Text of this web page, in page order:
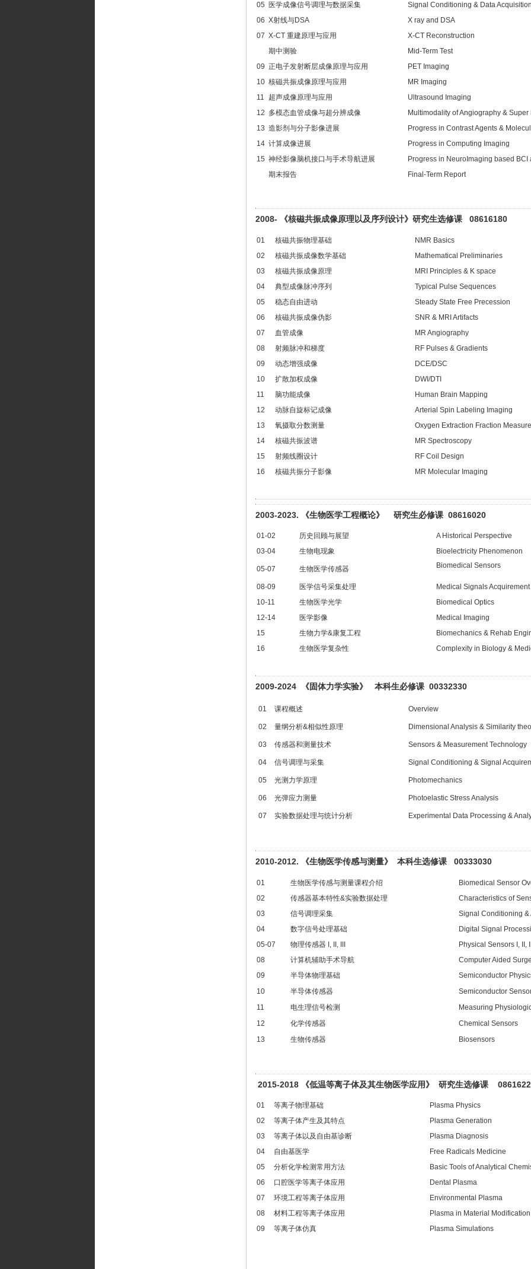
05
医学成像信号调理与数据采集
Signal Conditioning & Data
06 X射线与DSA
X ray and DSA
07 X-CT 重建原理与应用
X-CT Reconstruction
期中测验
Mid-Term Test
09 正电子发射断层成像原理与应用
PET Imaging
10 核磁共振成像原理与应用
MR Imaging
11
超声成像原理与应用
Ultrasound Imaging
12 多模态血管成像与超分辨成像
Multimodality of Angiography &
13 造影剂与分子影像进展
Progress in Contrast Agents &
14 计算成像进展
Progress in Computing Imaging
15 神经影像脑机接口与手术导航进展
Progress in NeuroImaging based BCI
期末报告
Final-Term Report
2008- 《核磁共振成像原理以及序列设计》研究生选修课 08616180
01 核磁共振物理基础
NMR Basics
02
核磁共振成像数学基础
Mathematical Preliminaries
03
核磁共振成像原理
MRI Principles & K space
04
典型成像脉冲序列
Typical Pulse Sequences
05
稳态自由进动
Steady State Free Precession
06
核磁共振成像伪影
SNR & MRI Artifacts
07
血管成像
MR Angiography
08
射频脉冲和梯度
RF Pulses & Gradients
09
动态增强成像
DCE/DSC
10
扩散加权成像
DWI/DTI
11
脑功能成像
Human Brain Mapping
12
动脉自旋标记成像
Arterial Spin Labeling Imaging
13
氧摄取分数测量
Oxygen Extraction Fraction
14
核磁共振波谱
MR Spectroscopy
15
射频线圈设计
RF Coil Design
16
核磁共振分子影像 MR Molecular Imaging
2003-2023. 《生物医学工程概论》 研究生必修课 08616020
01-02 历史回顾与展望
A Historical Perspective
03-04
生物电现象 Bioelectricity Phenomenon
05-07 生物医学传感器 Biomedical Sensors
08-09 医学信号采集处理
Medical Signals Acquirement
10-11
生物医学光学
Biomedical Optics
12-14
医学影像
Medical Imaging
15
生物力学&康复工程
Biomechanics & Rehab
16
生物医学复杂性 Complexity in Biology &
2009-2024 《固体力学实验》 本科生必修课 00332330
01 课程概述 Overview
02 量纲分析&相似性原理 Dimensional Analysis & Similarity
03 传感器和测量技术 Sensors & Measurement Technology
04 信号调理与采集 Signal Conditioning & Signal
05 光测力学原理 Photomechanics
06 光弹应力测量 Photoelastic Stress Analysis
07 实验数据处理与统计分析 Experimental Data Processing &
2010-2012. 《生物医学传感与测量》 本科生选修课 00333030
01 生物医学传感与测量课程介绍
Biomedical Sensor
02
传感器基本特性&实验数据处理
Characteristics of
03
信号调理采集
Signal Conditioning &
04
数字信号处理基础
Digital Signal
05-07
物理传感器 I, II, III
Physical Sensors I, II,
08
计算机辅助手术导航
Computer Aided
09
半导体物理基础
Semiconductor
10
半导体传感器
Semiconductor
11
电生理信号检测
Measuring
12
化学传感器
Chemical Sensors
13
生物传感器 Biosensors
2015-2018 《低温等离子体及其生物医学应用》 研究生选修课
01 等离子物理基础
Plasma Physics
02
等离子体产生及其特点
Plasma Generation
03
等离子体以及自由基诊断
Plasma Diagnosis
04
自由基医学
Free Radicals Medicine
05
分析化学检测常用方法
Basic Tools of Analytical
06
口腔医学等离子体应用
Dental Plasma
07
环境工程等离子体应用
Environmental Plasma
08
材料工程等离子体应用
Plasma in Material Modification
09
等离子体仿真 Plasma Simulations